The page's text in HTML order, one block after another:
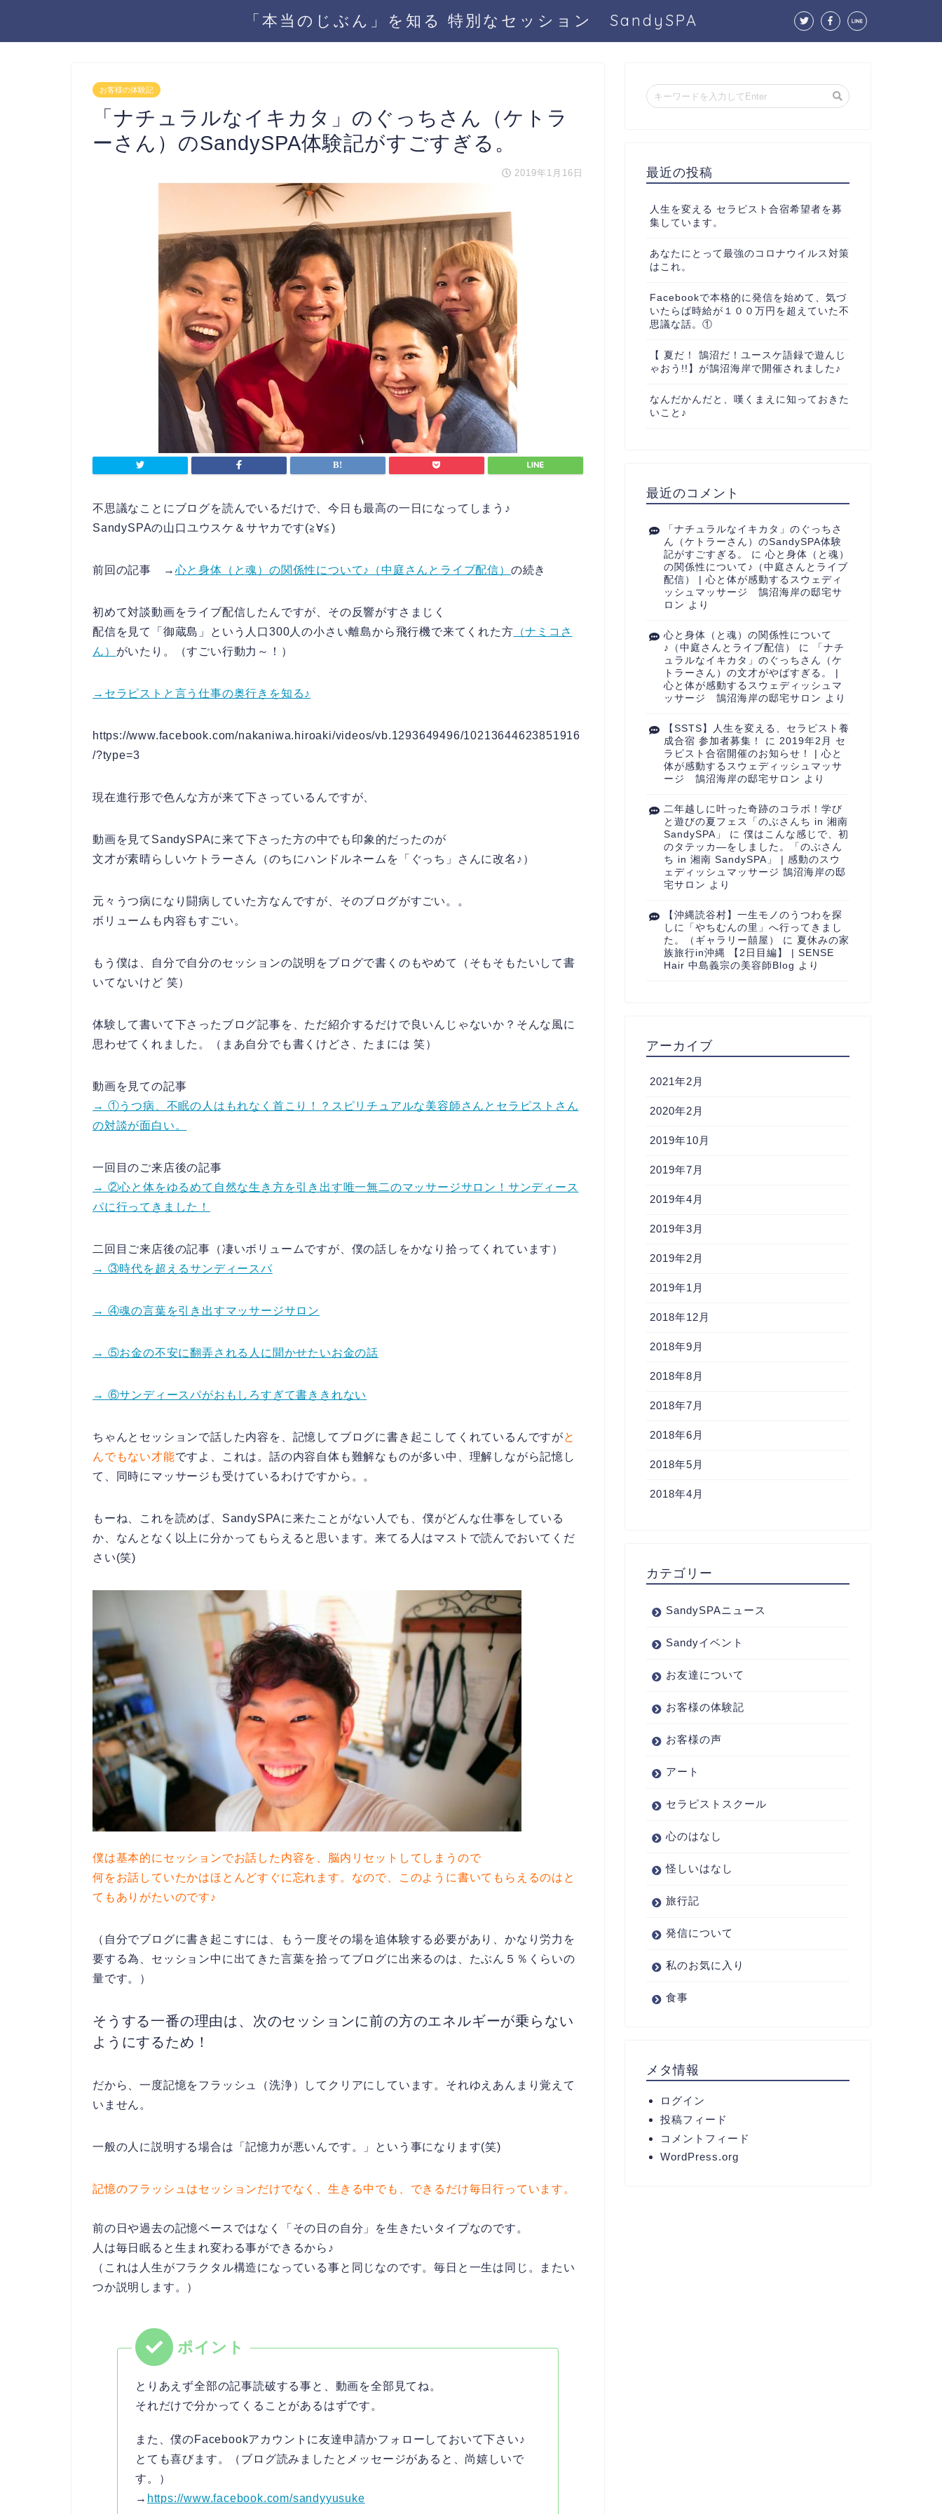
「本当のじぶん」を知る 特別なセッション SandySPA
お客様の体験記
「ナチュラルなイキカタ」のぐっちさん（ケトラ
ーさん）のSandySPA体験記がすごすぎる。
2019年1月16日
不思議なことにブログを読んでいるだけで、今日も最高の一日になってしまう♪
SandySPAの山口ユウスケ＆サヤカです(≧∀≦)
前回の記事 → 心と身体（と魂）の関係性について♪（中庭さんとライブ配信） の続き
初めて対談動画をライブ配信したんですが、その反響がすさまじく
配信を見て「御蔵島」という人口300人の小さい離島から飛行機で来てくれた方 （ナミコさ
ん） がいたり。（すごい行動力～！）
→セラピストと言う仕事の奥行きを知る♪
https://www.facebook.com/nakaniwa.hiroaki/videos/vb.1293649496/10213644623851916
/?type=3
現在進行形で色んな方が来て下さっているんですが、
動画を見てSandySPAに来て下さった方の中でも印象的だったのが
文才が素晴らしいケトラーさん（のちにハンドルネームを「ぐっち」さんに改名♪）
元々うつ病になり闘病していた方なんですが、そのブログがすごい。。
ボリュームも内容もすごい。
もう僕は、自分で自分のセッションの説明をブログで書くのもやめて（そもそもたいして書
いてないけど 笑）
体験して書いて下さったブログ記事を、ただ紹介するだけで良いんじゃないか？そんな風に
思わせてくれました。（まあ自分でも書くけどさ、たまには 笑）
動画を見ての記事
→ ①うつ病、不眠の人はもれなく首こり！？スピリチュアルな美容師さんとセラピストさん
の対談が面白い。
一回目のご来店後の記事
→ ②心と体をゆるめて自然な生き方を引き出す唯一無二のマッサージサロン！サンディース
パに行ってきました！
二回目ご来店後の記事（凄いボリュームですが、僕の話しをかなり拾ってくれています）
→ ③時代を超えるサンディースパ
→ ④魂の言葉を引き出すマッサージサロン
→ ⑤お金の不安に翻弄される人に聞かせたいお金の話
→ ⑥サンディースパがおもしろすぎて書ききれない
ちゃんとセッションで話した内容を、記憶してブログに書き起こしてくれているんですがと
んでもない才能ですよ、これは。話の内容自体も難解なものが多い中、理解しながら記憶し
て、同時にマッサージも受けているわけですから。。
もーね、これを読めば、SandySPAに来たことがない人でも、僕がどんな仕事をしている
か、なんとなく以上に分かってもらえると思います。来てる人はマストで読んでおいてくだ
さい(笑)
僕は基本的にセッションでお話した内容を、脳内リセットしてしまうので
何をお話していたかはほとんどすぐに忘れます。なので、このように書いてもらえるのはと
てもありがたいのです♪
（自分でブログに書き起こすには、もう一度その場を追体験する必要があり、かなり労力を
要する為、セッション中に出てきた言葉を拾ってブログに出来るのは、たぶん５％くらいの
量です。）
そうする一番の理由は、次のセッションに前の方のエネルギーが乗らない
ようにするため！
だから、一度記憶をフラッシュ（洗浄）してクリアにしています。それゆえあんまり覚えて
いません。
一般の人に説明する場合は「記憶力が悪いんです。」という事になります(笑)
記憶のフラッシュはセッションだけでなく、生きる中でも、できるだけ毎日行っています。
前の日や過去の記憶ベースではなく「その日の自分」を生きたいタイプなのです。
人は毎日眠ると生まれ変わる事ができるから♪
（これは人生がフラクタル構造になっている事と同じなのです。毎日と一生は同じ。またい
つか説明します。）
とりあえず全部の記事読破する事と、動画を全部見てね。
それだけで分かってくることがあるはずです。
また、僕のFacebookアカウントに友達申請かフォローしておいて下さい♪
とても喜びます。（ブログ読みましたとメッセージがあると、尚嬉しいで
す。）
→ https://www.facebook.com/sandyyusuke
最近の投稿
人生を変える セラピスト合宿希望者を募
集しています。
あなたにとって最強のコロナウイルス対策
はこれ。
Facebookで本格的に発信を始めて、気づ
いたらば時給が１００万円を超えていた不
思議な話。①
【 夏だ！ 鵠沼だ！ユースケ語録で遊んじ
ゃおう!!】が鵠沼海岸で開催されました♪
なんだかんだと、嘆くまえに知っておきた
いこと♪
最近のコメント
「ナチュラルなイキカタ」のぐっちさ
ん（ケトラーさん）のSandySPA体験
記がすごすぎる。
に 心と身体（と魂）
の関係性について♪（中庭さんとライブ
配信） | 心と体が感動するスウェディ
ッシュマッサージ 鵠沼海岸の邸宅サ
ロン より
心と身体（と魂）の関係性について
♪（中庭さんとライブ配信）
に
「ナチ
ュラルなイキカタ」のぐっちさん（ケ
トラーさん）の文才がやばすぎる。 |
心と体が感動するスウェディッシュマ
ッサージ 鵠沼海岸の邸宅サロン より
【SSTS】人生を変える、セラピスト養
成合宿 参加者募集！
に 2019年2月 セ
ラピスト合宿開催のお知らせ！ | 心と
体が感動するスウェディッシュマッサ
ージ 鵠沼海岸の邸宅サロン より
二年越しに叶った奇跡のコラボ！学び
と遊びの夏フェス「のぶさんち in 湘南
SandySPA」
に 僕はこんな感じで、初
のタテッカ―をしました。「のぶさん
ち in 湘南 SandySPA」 | 感動のスウ
ェディッシュマッサージ 鵠沼海岸の邸
宅サロン より
【沖縄読谷村】一生モノのうつわを探
しに「やちむんの里」へ行ってきまし
た。（ギャラリー囍屋）
に 夏休みの家
族旅行in沖縄 【2日目編】 | SENSE
Hair 中島義宗の美容師Blog より
アーカイブ
2021年2月
2020年2月
2019年10月
2019年7月
2019年4月
2019年3月
2019年2月
2019年1月
2018年12月
2018年9月
2018年8月
2018年7月
2018年6月
2018年5月
2018年4月
カテゴリー
SandySPAニュース
Sandyイベント
お友達について
お客様の体験記
お客様の声
アート
セラピストスクール
心のはなし
怪しいはなし
旅行記
発信について
私のお気に入り
食事
メタ情報
ログイン
投稿フィード
コメントフィード
WordPress.org